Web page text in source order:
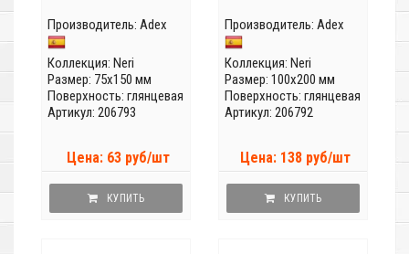
Производитель: Adex
Коллекция: Neri
Размер: 75x150 мм
Поверхность: глянцевая
Артикул: 206793
Цена: 63 руб/шт
КУПИТЬ
Производитель: Adex
Коллекция: Neri
Размер: 100x200 мм
Поверхность: глянцевая
Артикул: 206792
Цена: 138 руб/шт
КУПИТЬ